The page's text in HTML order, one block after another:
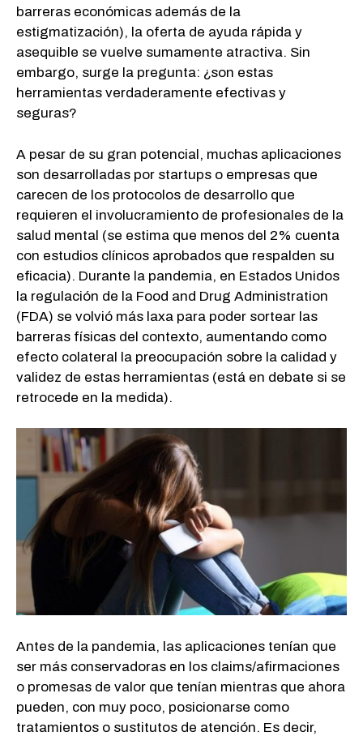
barreras económicas además de la
estigmatización), la oferta de ayuda rápida y
asequible se vuelve sumamente atractiva. Sin
embargo, surge la pregunta: ¿son estas
herramientas verdaderamente efectivas y
seguras?
A pesar de su gran potencial, muchas aplicaciones
son desarrolladas por startups o empresas que
carecen de los protocolos de desarrollo que
requieren el involucramiento de profesionales de la
salud mental (se estima que menos del 2% cuenta
con estudios clínicos aprobados que respalden su
eficacia). Durante la pandemia, en Estados Unidos
la regulación de la Food and Drug Administration
(FDA) se volvió más laxa para poder sortear las
barreras físicas del contexto, aumentando como
efecto colateral la preocupación sobre la calidad y
validez de estas herramientas (está en debate si se
retrocede en la medida).
Antes de la pandemia, las aplicaciones tenían que
ser más conservadoras en los claims/afirmaciones
o promesas de valor que tenían mientras que ahora
pueden, con muy poco, posicionarse como
tratamientos o sustitutos de atención. Es decir,